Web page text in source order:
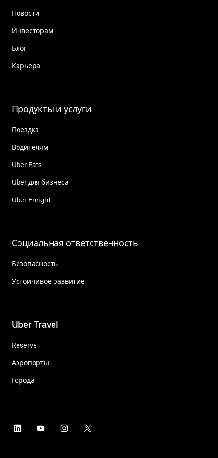
Новости
Инвесторам
Блог
Карьера
Продукты и услуги
Поездка
Водителям
Uber Eats
Uber для бизнеса
Uber Freight
Социальная ответственность
Безопасность
Устойчивое развитие
Uber Travel
Reserve
Аэропорты
Города